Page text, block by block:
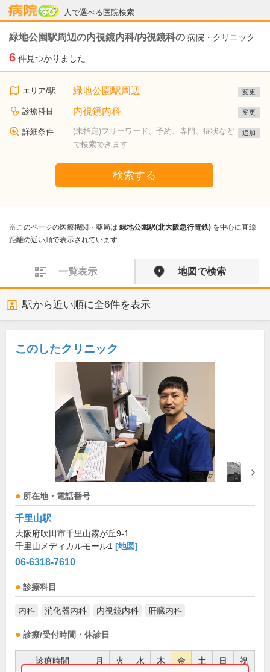
人で選べる医院検索
病院なび
緑地公園駅周辺の内視鏡内科/内視鏡科の 病院・クリニック
6 件見つかりました
エリア/駅 緑地公園駅周辺 変更
診療科目 内視鏡内科 変更
詳細条件
(未指定)フリーワード、予約、専門、症状など
で検索できます
追加
検索する
※このページの医療機関・薬局は 緑地公園駅(北大阪急行電鉄) を中心に直線
距離の近い順で表示されています
一覧表示 地図で検索
駅から近い順に全6件を表示
このしたクリニック
所在地・電話番号
千里山駅
大阪府吹田市千里山霧が丘9-1
千里山メディカルモール1 [地図]
06-6318-7610
診療科目
内科 消化器内科 内視鏡内科 肝臓内科
診療/受付時間・休診日
診療時間 月 火 水 木 金 土 日 祝